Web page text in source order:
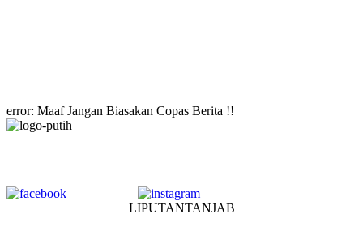
error: Maaf Jangan Biasakan Copas Berita !!
LIPUTANTANJAB